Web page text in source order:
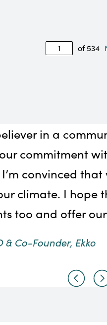
of 534
in a
commitment
convinced
climate. I hope
too and offer
& Co-Founder, Ekko